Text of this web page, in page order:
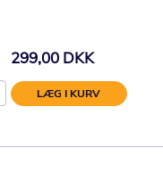
299,00 DKK
LÆG I KURV